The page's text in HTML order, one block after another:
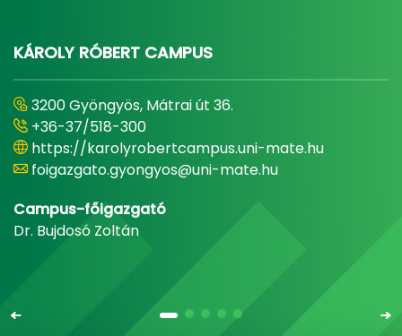
KÁROLY RÓBERT CAMPUS
3200 Gyöngyös, Mátrai út 36.
+36-37/518-300
https://karolyrobertcampus.uni-mate.hu
foigazgato.gyongyos@uni-mate.hu
Campus-főigazgató
Dr. Bujdosó Zoltán